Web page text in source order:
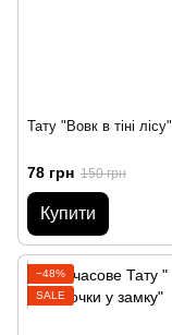
Тату "Вовк в тіні лісу"
78 грн 150 грн
Купити
−48%
SALE